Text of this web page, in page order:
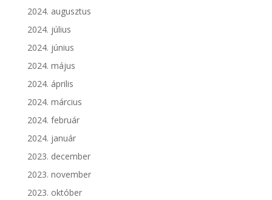
2024. augusztus
2024. július
2024. június
2024. május
2024. április
2024. március
2024. február
2024. január
2023. december
2023. november
2023. október